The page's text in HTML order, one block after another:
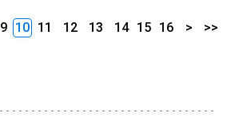
9 10 11 12 13 14 15 16 > >>